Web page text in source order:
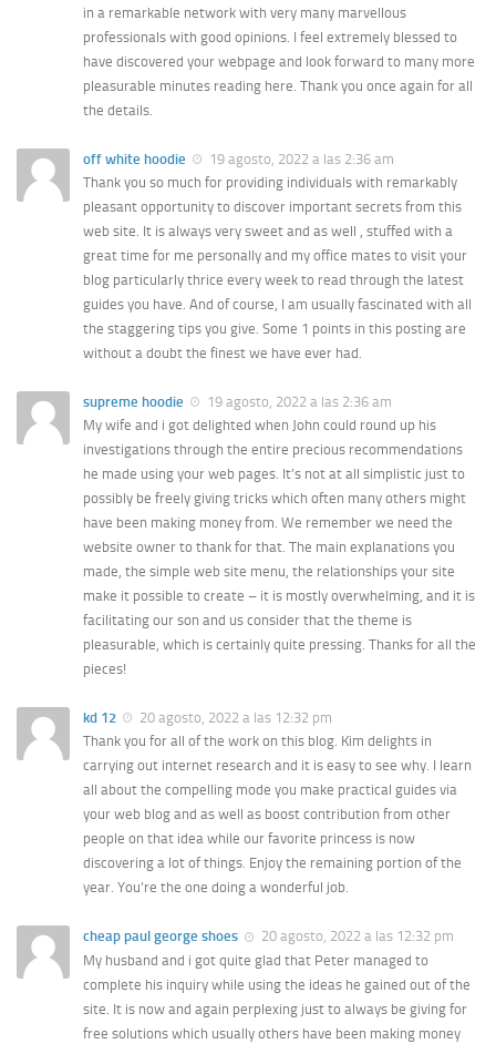
in a remarkable network with very many marvellous
professionals with good opinions. I feel extremely blessed to
have discovered your webpage and look forward to many more
pleasurable minutes reading here. Thank you once again for all
the details.
off white hoodie
19 agosto, 2022 a las 2:36 am
Thank you so much for providing individuals with remarkably
pleasant opportunity to discover important secrets from this
web site. It is always very sweet and as well , stuffed with a
great time for me personally and my office mates to visit your
blog particularly thrice every week to read through the latest
guides you have. And of course, I am usually fascinated with all
the staggering tips you give. Some 1 points in this posting are
without a doubt the finest we have ever had.
supreme hoodie
19 agosto, 2022 a las 2:36 am
My wife and i got delighted when John could round up his
investigations through the entire precious recommendations
he made using your web pages. It’s not at all simplistic just to
possibly be freely giving tricks which often many others might
have been making money from. We remember we need the
website owner to thank for that. The main explanations you
made, the simple web site menu, the relationships your site
make it possible to create – it is mostly overwhelming, and it is
facilitating our son and us consider that the theme is
pleasurable, which is certainly quite pressing. Thanks for all the
pieces!
kd 12
20 agosto, 2022 a las 12:32 pm
Thank you for all of the work on this blog. Kim delights in
carrying out internet research and it is easy to see why. I learn
all about the compelling mode you make practical guides via
your web blog and as well as boost contribution from other
people on that idea while our favorite princess is now
discovering a lot of things. Enjoy the remaining portion of the
year. You’re the one doing a wonderful job.
cheap paul george shoes
20 agosto, 2022 a las 12:32 pm
My husband and i got quite glad that Peter managed to
complete his inquiry while using the ideas he gained out of the
site. It is now and again perplexing just to always be giving for
free solutions which usually others have been making money